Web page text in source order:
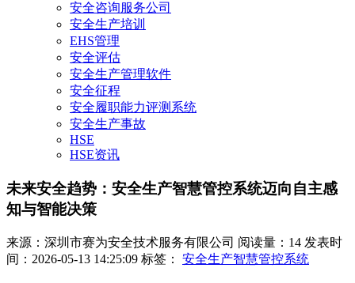
安全咨询服务公司
安全生产培训
EHS管理
安全评估
安全生产管理软件
安全征程
安全履职能力评测系统
安全生产事故
HSE
HSE资讯
未来安全趋势：安全生产智慧管控系统迈向自主感
知与智能决策
来源：深圳市赛为安全技术服务有限公司 阅读量：14 发表时
间：2026-05-13 14:25:09 标签： 安全生产智慧管控系统